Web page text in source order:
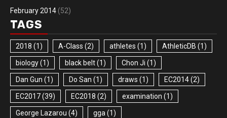
February 2014 (52)
TAGS
2018 (1) A-Class (2) athletes (1) AthleticDB (1)
biology(1) black belt(1) Chon Ji (1)
Dan Gun (1) Do San (1) draws (1) EC2014(2)
EC2017(39) EC2018 (2) examination (1)
George Lazarou (4) gga(1)